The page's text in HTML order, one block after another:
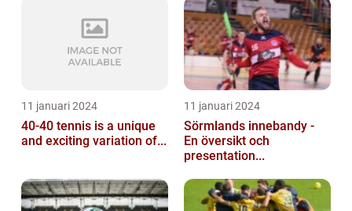
11 januari 2024
40-40 tennis is a unique
and exciting variation of...
11 januari 2024
Sörmlands innebandy -
En översikt och
presentation...